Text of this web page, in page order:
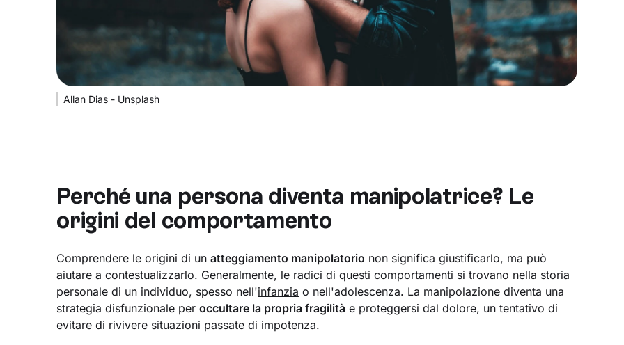
Allan Dias - Unsplash
Perché una persona diventa manipolatrice? Le
origini del comportamento
Comprendere le origini di unatteggiamento manipolatorio non significa giustificarlo, ma può
aiutare a contestualizzarlo. Generalmente, le radici di questi comportamenti si trovano nella storia
personale di un individuo, spesso nell'infanzia o nell'adolescenza. La manipolazione diventa una
strategia disfunzionale peroccultare la propria fragilità e proteggersi dal dolore, un tentativo di
evitare di rivivere situazioni passate di impotenza.